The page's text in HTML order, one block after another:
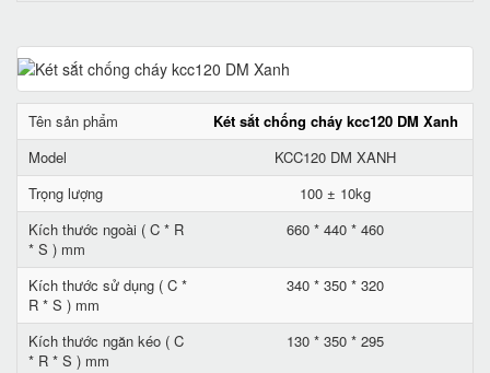
Tên sản phẩm
Két sắt chống cháy kcc120 DM Xanh
Model
KCC120 DM XANH
Trọng lượng
100 ± 10kg
Kích thước ngoài ( C * R
* S ) mm
660 * 440 * 460
Kích thước sử dụng ( C *
R * S ) mm
340 * 350 * 320
Kích thước ngăn kéo ( C
* R * S ) mm
130 * 350 * 295